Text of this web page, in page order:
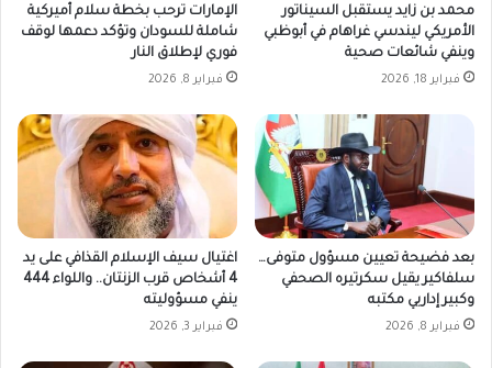
محمد بن زايد يستقبل السيناتور
الأمريكي ليندسي غراهام في أبوظبي
وينفي شائعات صحية
فبراير 18, 2026
الإمارات ترحب بخطة سلام أميركية
شاملة للسودان وتؤكد دعمها لوقف
فوري لإطلاق النار
فبراير 8, 2026
بعد فضيحة تعيين مسؤول متوفى…
سلفاكير يقيل سكرتيره الصحفي
وكبير إداريي مكتبه
فبراير 8, 2026
اغتيال سيف الإسلام القذافي على يد
4 أشخاص قرب الزنتان.. واللواء 444
ينفي مسؤوليته
فبراير 3, 2026